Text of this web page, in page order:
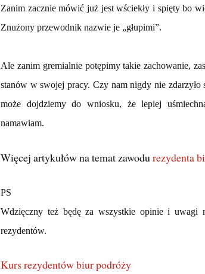
Zanim zacznie mówić już jest wściekły i spięty bo
Znużony przewodnik nazwie je „głupimi”.
Ale zanim gremialnie potępimy takie zachowanie,
stanów w swojej pracy. Czy nam nigdy nie
może dojdziemy do wniosku, że lepiej
namawiam.
Więcej artykułów na temat zawodurezydenta
PS
Wdzięczny też będę za wszystkie opinie i uwagi
rezydentów.
Kurs rezydentów biur podróży